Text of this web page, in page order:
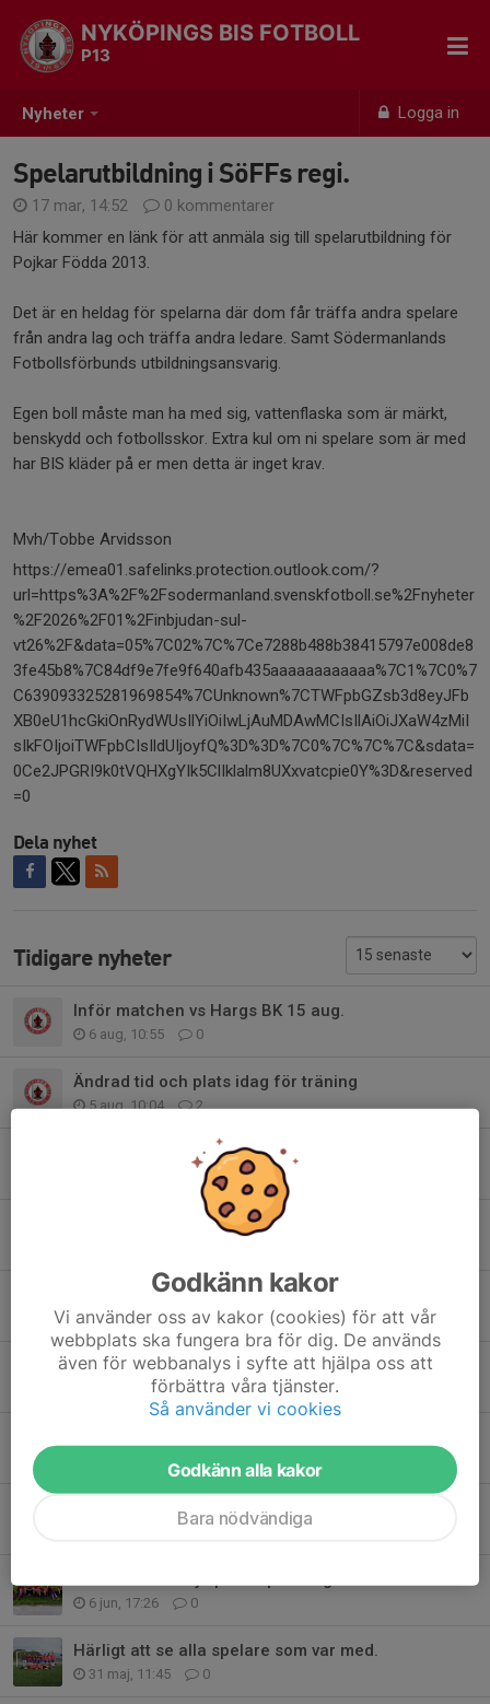
Nyheter Logga in
NYKÖPINGS BIS FOTBOLL
P13
Spelarutbildning i SöFFs regi.
17 mar, 14:52
0 kommentarer
Här kommer en länk för att anmäla sig till spelarutbildning för
Pojkar Födda 2013.
Det är en heldag för spelarna där dom får träffa andra spelare
från andra lag och träffa andra ledare. Samt Södermanlands
Fotbollsförbunds utbildningsansvarig.
Egen boll måste man ha med sig, vattenflaska som är märkt,
benskydd och fotbollsskor. Extra kul om ni spelare som är med
har BIS kläder på er men detta är inget krav.
Mvh/Tobbe Arvidsson
https://emea01.safelinks.protection.outlook.com/?
url=https%3A%2F%2Fsodermanland.svenskfotboll.se%2Fnyheter
%2F2026%2F01%2Finbjudan-sul-
vt26%2F&data=05%7C02%7C%7Ce7288b488b38415797e008de8
3fe45b8%7C84df9e7fe9f640afb435aaaaaaaaaaaa%7C1%7C0%7
C639093325281969854%7CUnknown%7CTWFpbGZsb3d8eyJFb
XB0eU1hcGkiOnRydWUsIlYiOiIwLjAuMDAwMCIsIlAiOiJXaW4zMiI
sIkFOIjoiTWFpbCIsIldUIjoyfQ%3D%3D%7C0%7C%7C%7C&sdata=
0Ce2JPGRI9k0tVQHXgYIk5ClIklalm8UXxvatcpie0Y%3D&reserved
=0
Dela nyhet
Tidigare nyheter
Inför matchen vs Hargs BK 15 aug.
6 aug, 10:55 0
Ändrad tid och plats idag för träning
5 aug, 10:04 2
Mini träningsläger 1/8 - 2/8
Höstsäsongen drar igång.
Så är vårsäsongen 2026 till ända.
5 jul, 13:37 0
Så börjar vårsäsongen ta slut
24 jun, 23:21 1
0
Inställd träning Fredag 12/6
6 jun, 17:26 0
Härligt att se alla spelare som var med.
31 maj, 11:45 0
Godkänn kakor
Vi använder oss av kakor (cookies) för att vår
webbplats ska fungera bra för dig. De används
även för webbanalys i syfte att hjälpa oss att
förbättra våra tjänster.
Så använder vi cookies
Godkänn alla kakor
Bara nödvändiga